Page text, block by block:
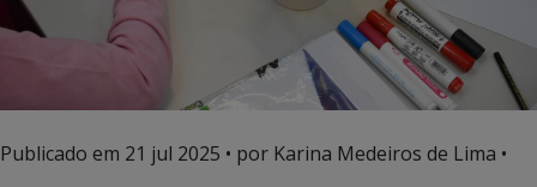
Publicado em 21 jul 2025 • por Karina Medeiros de Lima •